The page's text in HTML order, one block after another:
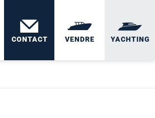
CONTACT VENDRE YACHTING